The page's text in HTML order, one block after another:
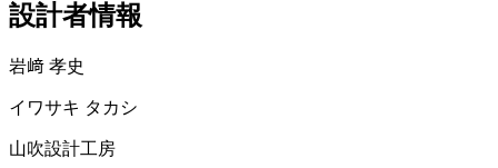
設計者情報
岩﨑 孝史
イワサキ タカシ
山吹設計工房